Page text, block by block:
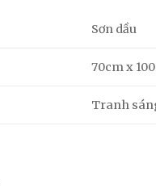
Sơn dầu
70cm x
Tranh